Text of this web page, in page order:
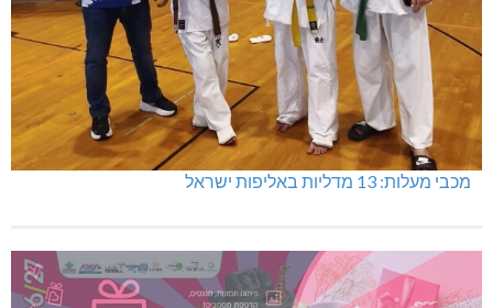
מכבי מעלות: 13 מדליות באליפות ישראל